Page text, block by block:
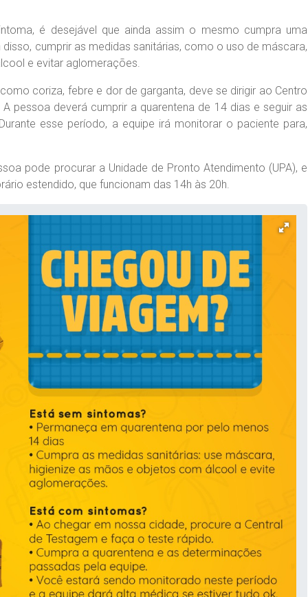
é desejável que ainda assim o mesmo cumpra uma
cumprir as medidas sanitárias, como o uso de máscara,
e evitar aglomerações.
coriza, febre e dor de garganta, deve se dirigir ao Centro
pessoa deverá cumprir a quarentena de 14 dias e seguir as
esse período, a equipe irá monitorar o paciente para,
pode procurar a Unidade de Pronto Atendimento (UPA), e
estendido, que funcionam das 14h às 20h.